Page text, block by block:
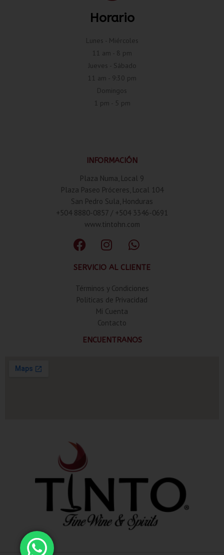
Horario
Lunes - Miércoles
11 am - 8 pm
Jueves - Sábado
11 am - 9:30 pm
Domingos
1 pm - 5 pm
INFORMACIÓN
Plaza Numa, Local 9
Plaza Paseo Próceres, Local 104
San Pedro Sula, Honduras
+504 8880-0857 / +504 3346-0691
www.tintohn.com
SERVICIO AL CLIENTE
Términos y Condiciones
Politicas de Privacidad
Mi Cuenta
Contacto
ENCUENTRANOS